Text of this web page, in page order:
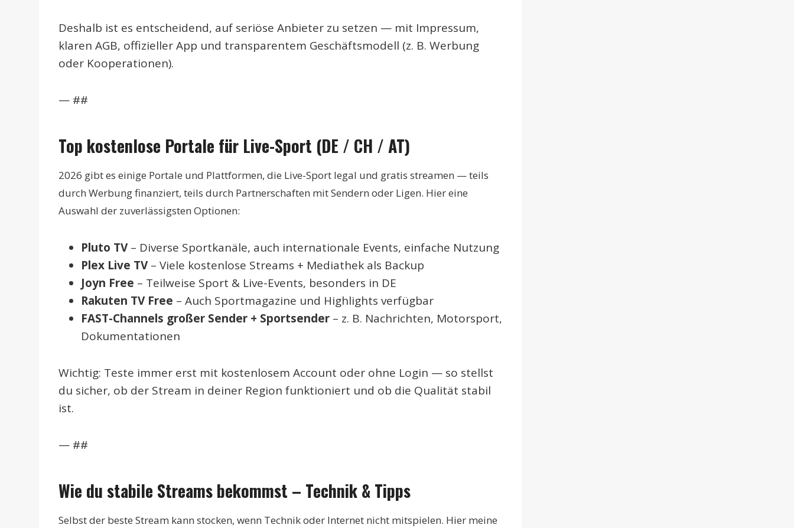
Deshalb ist es entscheidend, auf seriöse Anbieter zu setzen — mit Impressum,
klaren AGB, offizieller App und transparentem Geschäftsmodell (z. B. Werbung
oder Kooperationen).
— ##
Top kostenlose Portale für Live-Sport (DE / CH / AT)
2026 gibt es einige Portale und Plattformen, die Live-Sport legal und gratis streamen — teils
durch Werbung finanziert, teils durch Partnerschaften mit Sendern oder Ligen. Hier eine
Auswahl der zuverlässigsten Optionen:
Pluto TV– Diverse Sportkanäle, auch internationale Events, einfache Nutzung
Plex Live TV– Viele kostenlose Streams + Mediathek als Backup
Joyn Free – Teilweise Sport & Live-Events, besonders in DE
Rakuten TV Free – Auch Sportmagazine und Highlights verfügbar
FAST-Channels großer Sender + Sportsender– z. B. Nachrichten, Motorsport,
Dokumentationen
Wichtig: Teste immer erst mit kostenlosem Account oder ohne Login — so stellst
du sicher, ob der Stream in deiner Region funktioniert und ob die Qualität stabil
ist.
— ##
Wie du stabile Streams bekommst – Technik & Tipps
Selbst der beste Stream kann stocken, wenn Technik oder Internet nicht mitspielen. Hier meine